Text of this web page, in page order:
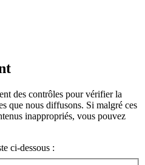
des contrôles pour vérifier la
que nous diffusons. Si malgré ces
inappropriés, vous pouvez
ci-dessous :